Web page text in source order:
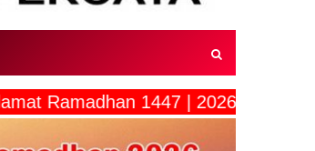
Ramadhan 1447 | 2026"